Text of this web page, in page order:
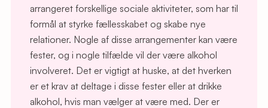
arrangeret forskellige sociale aktiviteter, som har til
formål at styrke fællesskabet og skabe nye
relationer. Nogle af disse arrangementer kan være
fester, og i nogle tilfælde vil der være alkohol
involveret. Det er vigtigt at huske, at det hverken
er et krav at deltage i disse fester eller at drikke
alkohol, hvis man vælger at være med. Der er